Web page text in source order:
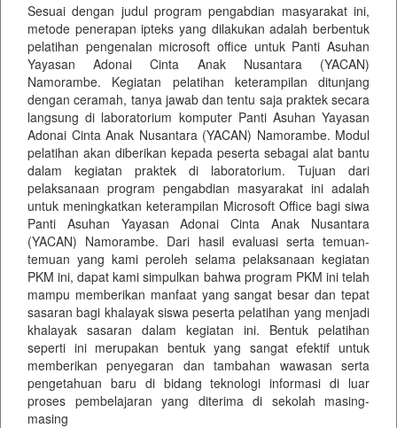
Sesuai dengan judul program pengabdian masyarakat ini,
metode penerapan ipteks yang dilakukan adalah berbentuk
pelatihan pengenalan microsoft office untuk Panti Asuhan
Yayasan Adonai Cinta Anak Nusantara (YACAN)
Namorambe. Kegiatan pelatihan keterampilan ditunjang
dengan ceramah, tanya jawab dan tentu saja praktek secara
langsung di laboratorium komputer Panti Asuhan Yayasan
Adonai Cinta Anak Nusantara (YACAN) Namorambe. Modul
pelatihan akan diberikan kepada peserta sebagai alat bantu
dalam kegiatan praktek di laboratorium. Tujuan dari
pelaksanaan program pengabdian masyarakat ini adalah
untuk meningkatkan keterampilan Microsoft Office bagi siwa
Panti Asuhan Yayasan Adonai Cinta Anak Nusantara
(YACAN) Namorambe. Dari hasil evaluasi serta temuan-
temuan yang kami peroleh selama pelaksanaan kegiatan
PKM ini, dapat kami simpulkan bahwa program PKM ini telah
mampu memberikan manfaat yang sangat besar dan tepat
sasaran bagi khalayak siswa peserta pelatihan yang menjadi
khalayak sasaran dalam kegiatan ini. Bentuk pelatihan
seperti ini merupakan bentuk yang sangat efektif untuk
memberikan penyegaran dan tambahan wawasan serta
pengetahuan baru di bidang teknologi informasi di luar
proses pembelajaran yang diterima di sekolah masing-
masing